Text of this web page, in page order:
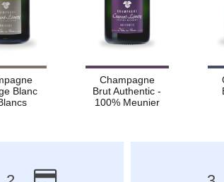
Blanc
Champagne
Brut Authentic -
100% Meunier